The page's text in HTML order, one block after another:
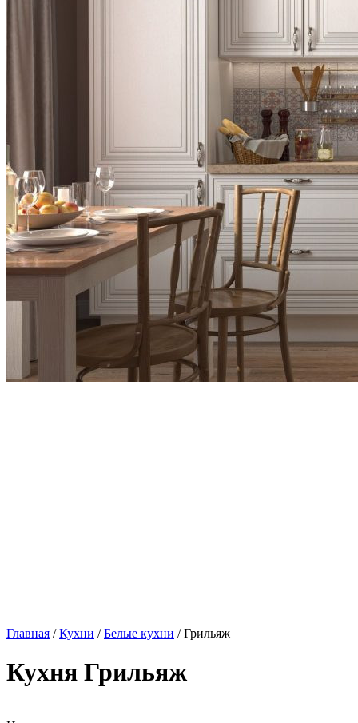
Главная /Кухни /Белые кухни / Грильяж
Кухня Грильяж